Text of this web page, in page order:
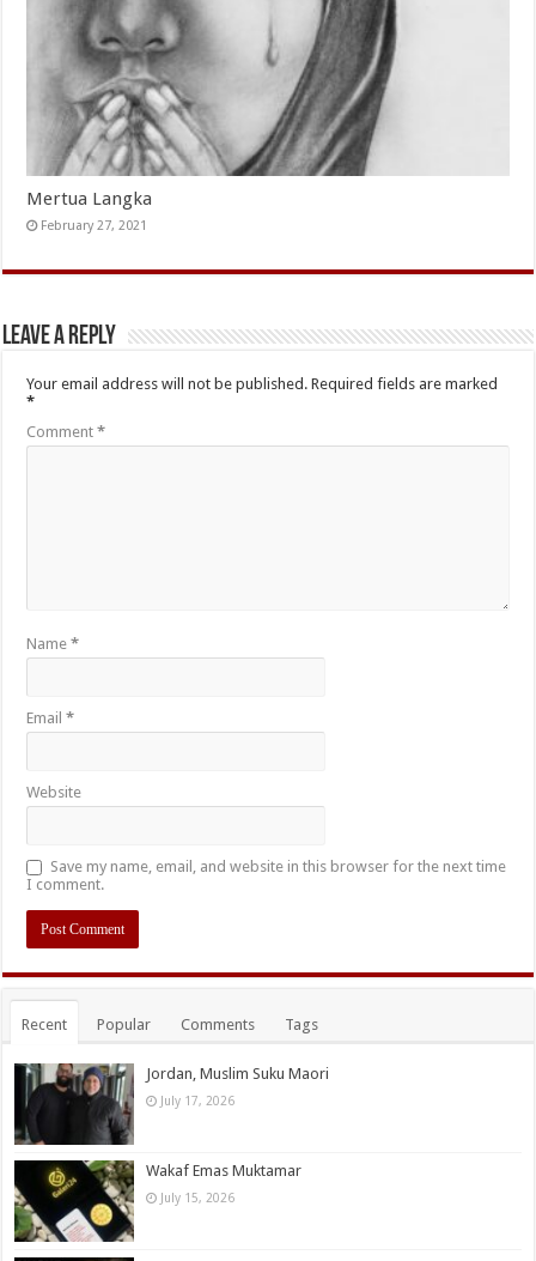
Mertua Langka
February 27, 2021
Leave a Reply
Your email address will not be published. Required fields are marked
*
Comment*
Name*
Email*
Website
Save my name, email, and website in this browser for the next time
I comment.
Recent Popular Comments Tags
Jordan, Muslim Suku Maori
July 17, 2026
Wakaf Emas Muktamar
July 15, 2026